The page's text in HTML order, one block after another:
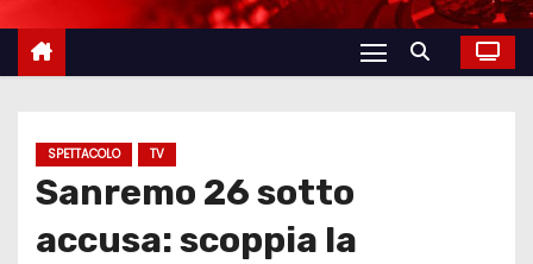
SPETTACOLO TV
Sanremo 26 sotto
accusa: scoppia la